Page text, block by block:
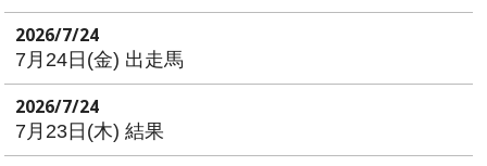
2026/7/24
7月24日(金) 出走馬
2026/7/24
7月23日(木) 結果